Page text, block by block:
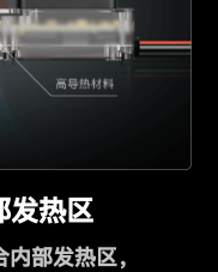
发热区
部发热区，